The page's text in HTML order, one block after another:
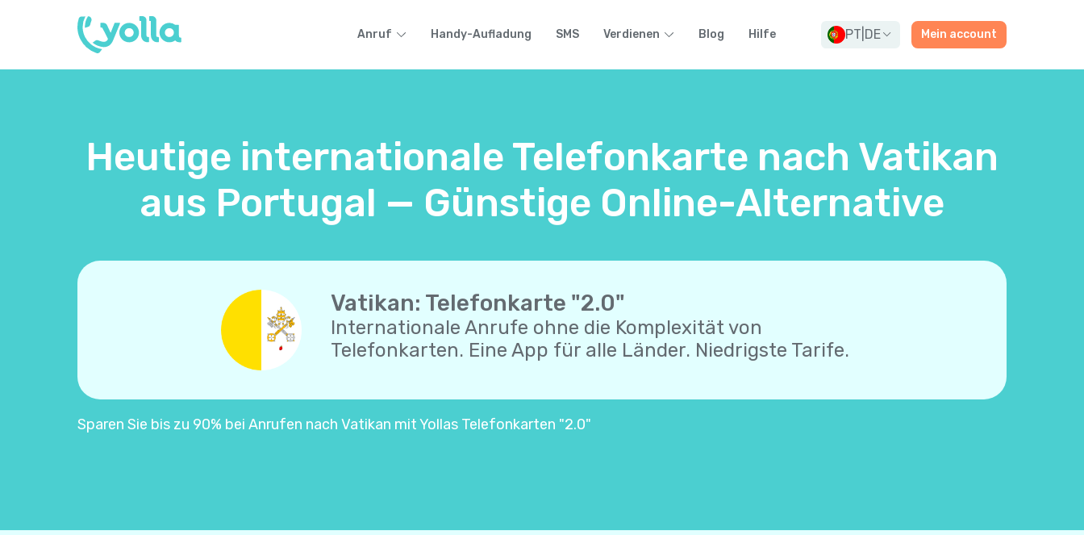
Anruf Handy-Aufladung SMS Verdienen Blog Hilfe PT DE Mein account
Heutige internationale Telefonkarte nach Vatikan
aus Portugal — Günstige Online-Alternative
Vatikan: Telefonkarte "2.0"
Internationale Anrufe ohne die Komplexität von
Telefonkarten. Eine App für alle Länder. Niedrigste Tarife.
Sparen Sie bis zu 90% bei Anrufen nach Vatikan mit Yollas Telefonkarten "2.0"